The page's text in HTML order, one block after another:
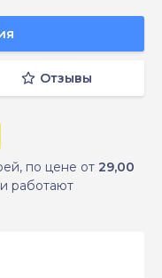
Отзывы
по цене от 29,00
работают